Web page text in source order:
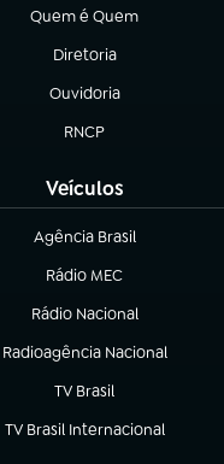
Quem é Quem
(abre em nova aba)
Diretoria
(abre em nova aba)
Ouvidoria
(abre em nova aba)
RNCP
(abre em nova aba)
Veículos
Agência Brasil
(abre em nova aba)
Rádio MEC
Rádio Nacional
(abre em nova aba)
Radioagência Nacional
(abre em nova aba)
TV Brasil
(abre em nova aba)
TV Brasil Internacional
(abre em nova aba)